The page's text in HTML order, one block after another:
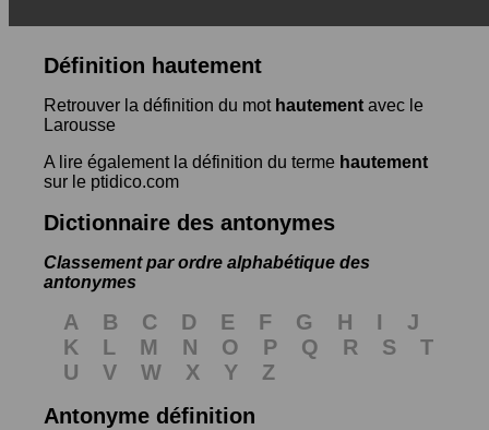
Définition hautement
Retrouver la définition du mot hautement avec le
Larousse
A lire également la définition du terme hautement
sur le ptidico.com
Dictionnaire des antonymes
Classement par ordre alphabétique des
antonymes
A B C D E F G H I
J
K
L M N O P Q R S
T
U
V W X Y
Z
Antonyme définition